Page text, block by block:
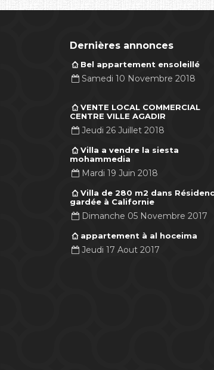
Dernières annonces
Bel appartement ensoleillé
Samedi 10 Novembre 2018
VENTE LOCAL COMMERCIAL
CENTRE VILLE AGADIR
Jeudi 26 Juillet 2018
Villa a vendre la siesta
mohammedia
Mardi 19 Juin 2018
Villa de 280 m2 dans
gardée à Californie
Dimanche 05 Novembre 2017
appartement à al hoceima
Jeudi 17 Aout 2017